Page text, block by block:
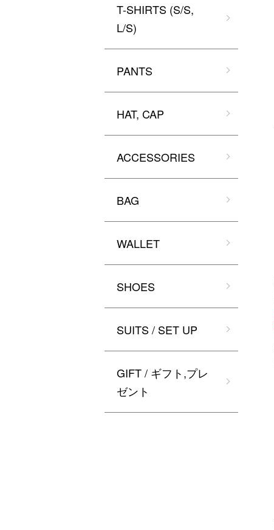
T-SHIRTS (S/S,
L/S)
PANTS
HAT, CAP
ACCESSORIES
BAG
WALLET
SHOES
SUITS / SET UP
GIFT / ギフト,プレ
ゼント